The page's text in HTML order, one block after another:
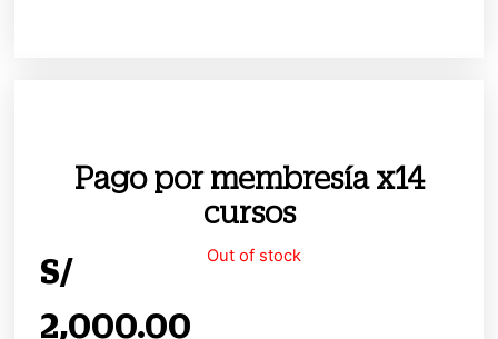
Pago por membresía x14
cursos
S/
2,000.00
Out of stock